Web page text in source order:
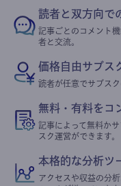
読者と双方向で
記事ごとのコメント
者と交流。
価格自由サブス
読者が任意でサブス
無料・有料をコ
記事によって無料か
スク運営ができます。
本格的な分析ツ
アクセスや収益の分